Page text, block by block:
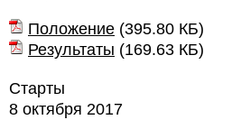
Положение (395.80 КБ)
Результаты (169.63 КБ)
Старты
8 октября 2017